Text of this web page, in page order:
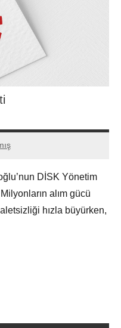
DİSK Yönetim
alım gücü
hızla büyürken,